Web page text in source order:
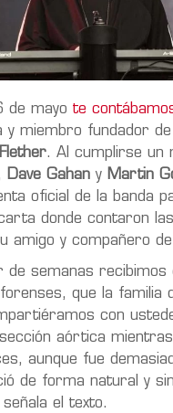
de mayo te
y miembro fundador de
. Al cumplirse un
Dave Gahan y Martin
oficial de la banda
donde contaron
amigo y compañero de
de semanas recibimos
que la familia
con
aórtica
aunque fue
de forma natural y
señala el texto.